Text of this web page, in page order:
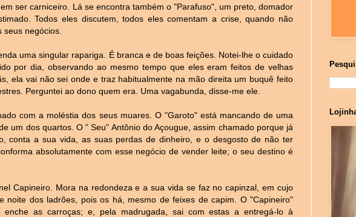
ser carniceiro. Lá se encontra também o "Parafuso", um preto, domador
Todos eles discutem, todos eles comentam a crise, quando não
negócios.
uma singular rapariga. É branca e de boas feições. Notei-lhe o cuidado
por dia, observando ao mesmo tempo que eles eram feitos de velhas
ela vai não sei onde e traz habitualmente na mão direita um buquê feito
Perguntei ao dono quem era. Uma vagabunda, disse-me ele.
com a moléstia dos seus muares. O "Garoto" está mancando de uma
um dos quartos. O " Seu" Antônio do Açougue, assim chamado porque já
conta a sua vida, as suas perdas de dinheiro, e o desgosto de não ter
absolutamente com esse negócio de vender leite; o seu destino é
Capineiro. Mora na redondeza e a sua vida se faz no capinzal, em cujo
noite dos ladrões, pois os há, mesmo de feixes de capim. O "Capineiro"
as carroças; e, pela madrugada, sai com estas a entregá-lo à